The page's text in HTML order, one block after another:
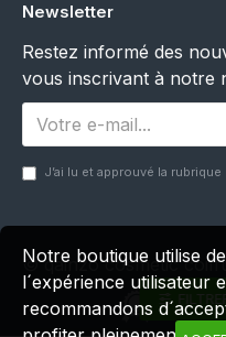
Newsletter
Restez informé des
vous inscrivant à notre
J’ai lu et approuvé la rubrique
© qainzo cosmetic
Notre boutique utilise
l´expérience utilisateur
recommandons